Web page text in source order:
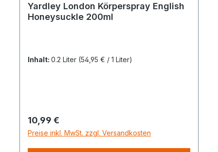
Yardley London Körperspray English
Honeysuckle 200ml
Inhalt: 0.2 Liter (54,95 € / 1 Liter)
Regulärer Preis:
10,99 €
Preise inkl. MwSt. zzgl. Versandkosten